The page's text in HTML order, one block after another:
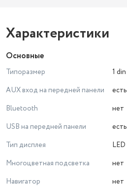
Характеристики
Основные
Типоразмер
1 din
AUX вход на передней панели
есть
Bluetooth
нет
USB на передней панели
есть
Тип дисплея
LED
Многоцветная подсветка
нет
Навигатор
нет